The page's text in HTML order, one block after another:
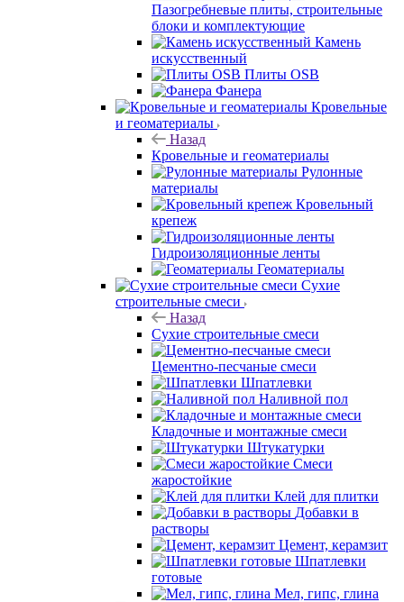
Пазогребневые плиты, строительные
блоки и комплектующие
Камень
искусственный
Плиты OSB
Фанера
Кровельные
и геоматериалы
Назад
Кровельные и геоматериалы
Рулонные
материалы
Кровельный
крепеж
Гидроизоляционные ленты
Геоматериалы
Сухие
строительные смеси
Назад
Сухие строительные смеси
Цементно-песчаные смеси
Шпатлевки
Наливной пол
Кладочные и монтажные смеси
Штукатурки
Смеси
жаростойкие
Клей для плитки
Добавки в
растворы
Цемент, керамзит
Шпатлевки
готовые
Мел, гипс, глина